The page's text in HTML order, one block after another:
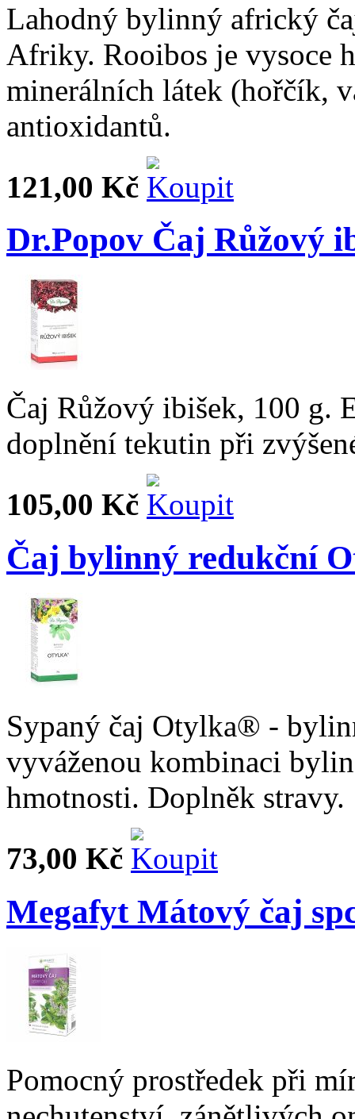
Lahodný bylinný africký
Afriky. Rooibos je vysoce
minerálních látek (hořčík,
antioxidantů.
121,00 Kč
Dr.Popov Čaj Růžový
Čaj Růžový ibišek, 100 g.
doplnění tekutin při
105,00 Kč
Čaj bylinný redukční
Sypaný čaj Otylka® -
vyváženou kombinaci
hmotnosti. Doplněk stravy.
73,00 Kč
Megafyt Mátový čaj
Pomocný prostředek při